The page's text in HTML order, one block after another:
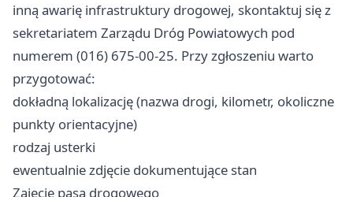
inną awarię infrastruktury drogowej, skontaktuj się z
sekretariatem Zarządu Dróg Powiatowych pod
numerem (016) 675-00-25. Przy zgłoszeniu warto
przygotować:
dokładną lokalizację (nazwa drogi, kilometr, okoliczne
punkty orientacyjne)
rodzaj usterki
ewentualnie zdjęcie dokumentujące stan
Zajęcie pasa drogowego